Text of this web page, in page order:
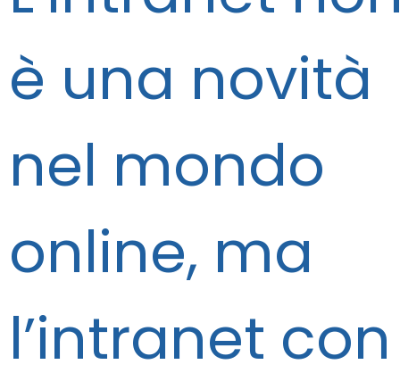
è una novità
nel mondo
online, ma
l’intranet con